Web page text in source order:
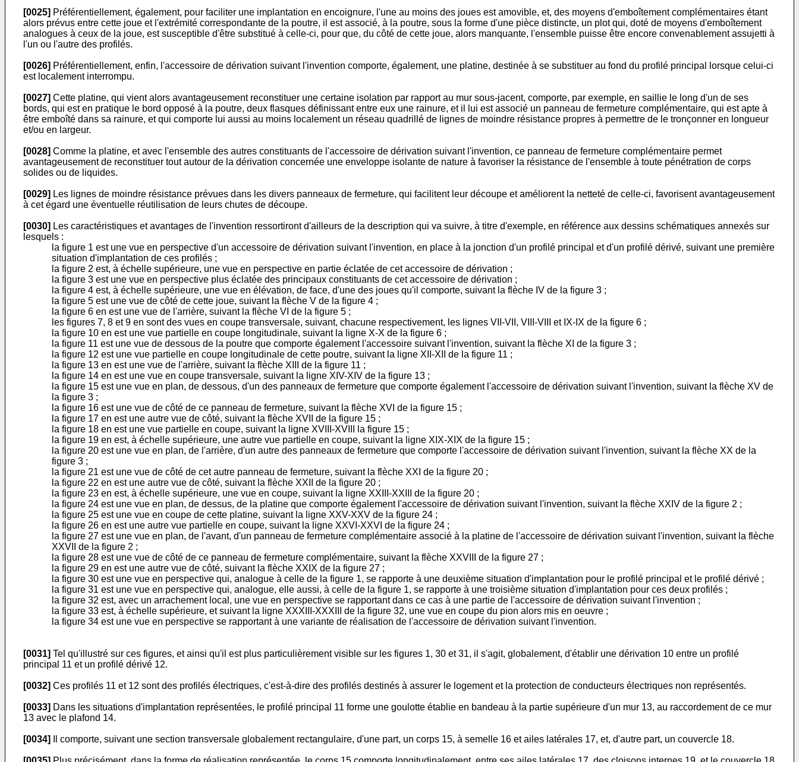
[0025] Préférentiellement, également, pour faciliter une implantation en encoignure, l'une au moins des joues est amovible, et, des moyens d'emboîtement complémentaires étant
alors prévus entre cette joue et l'extrémité correspondante de la poutre, il est associé, à la poutre, sous la forme d'une pièce distincte, un plot qui, doté de moyens d'emboîtement
analogues à ceux de la joue, est susceptible d'être substitué à celle-ci, pour que, du côté de cette joue, alors manquante, l'ensemble puisse être encore convenablement assujetti à
l'un ou l'autre des profilés.
[0026] Préférentiellement, enfin, l'accessoire de dérivation suivant l'invention comporte, également, une platine, destinée à se substituer au fond du profilé principal lorsque celui-ci
est localement interrompu.
[0027] Cette platine, qui vient alors avantageusement reconstituer une certaine isolation par rapport au mur sous-jacent, comporte, par exemple, en saillie le long d'un de ses
bords, qui est en pratique le bord opposé à la poutre, deux flasques définissant entre eux une rainure, et il lui est associé un panneau de fermeture complémentaire, qui est apte à
être emboîté dans sa rainure, et qui comporte lui aussi au moins localement un réseau quadrillé de lignes de moindre résistance propres à permettre de le tronçonner en longueur
et/ou en largeur.
[0028] Comme la platine, et avec l'ensemble des autres constituants de l'accessoire de dérivation suivant l'invention, ce panneau de fermeture complémentaire permet
avantageusement de reconstituer tout autour de la dérivation concernée une enveloppe isolante de nature à favoriser la résistance de l'ensemble à toute pénétration de corps
solides ou de liquides.
[0029] Les lignes de moindre résistance prévues dans les divers panneaux de fermeture, qui facilitent leur découpe et améliorent la netteté de celle-ci, favorisent avantageusement
à cet égard une éventuelle réutilisation de leurs chutes de découpe.
[0030] Les caractéristiques et avantages de l'invention ressortiront d'ailleurs de la description qui va suivre, à titre d'exemple, en référence aux dessins schématiques annexés sur
lesquels :
la figure 1 est une vue en perspective d'un accessoire de dérivation suivant l'invention, en place à la jonction d'un profilé principal et d'un profilé dérivé, suivant une première
situation d'implantation de ces profilés ;
la figure 2 est, à échelle supérieure, une vue en perspective en partie éclatée de cet accessoire de dérivation ;
la figure 3 est une vue en perspective plus éclatée des principaux constituants de cet accessoire de dérivation ;
la figure 4 est, à échelle supérieure, une vue en élévation, de face, d'une des joues qu'il comporte, suivant la flèche IV de la figure 3 ;
la figure 5 est une vue de côté de cette joue, suivant la flèche V de la figure 4 ;
la figure 6 en est une vue de l'arrière, suivant la flèche VI de la figure 5 ;
les figures 7, 8 et 9 en sont des vues en coupe transversale, suivant, chacune respectivement, les lignes VII-VII, VIII-VIII et IX-IX de la figure 6 ;
la figure 10 en est une vue partielle en coupe longitudinale, suivant la ligne X-X de la figure 6 ;
la figure 11 est une vue de dessous de la poutre que comporte également l'accessoire suivant l'invention, suivant la flèche XI de la figure 3 ;
la figure 12 est une vue partielle en coupe longitudinale de cette poutre, suivant la ligne XII-XII de la figure 11 ;
la figure 13 en est une vue de l'arrière, suivant la flèche XIII de la figure 11 ;
la figure 14 en est une vue en coupe transversale, suivant la ligne XIV-XIV de la figure 13 ;
la figure 15 est une vue en plan, de dessous, d'un des panneaux de fermeture que comporte également l'accessoire de dérivation suivant l'invention, suivant la flèche XV de
la figure 3 ;
la figure 16 est une vue de côté de ce panneau de fermeture, suivant la flèche XVI de la figure 15 ;
la figure 17 en est une autre vue de côté, suivant la flèche XVII de la figure 15 ;
la figure 18 en est une vue partielle en coupe, suivant la ligne XVIII-XVIII la figure 15 ;
la figure 19 en est, à échelle supérieure, une autre vue partielle en coupe, suivant la ligne XIX-XIX de la figure 15 ;
la figure 20 est une vue en plan, de l'arrière, d'un autre des panneaux de fermeture que comporte l'accessoire de dérivation suivant l'invention, suivant la flèche XX de la
figure 3 ;
la figure 21 est une vue de côté de cet autre panneau de fermeture, suivant la flèche XXI de la figure 20 ;
la figure 22 en est une autre vue de côté, suivant la flèche XXII de la figure 20 ;
la figure 23 en est, à échelle supérieure, une vue en coupe, suivant la ligne XXIII-XXIII de la figure 20 ;
la figure 24 est une vue en plan, de dessus, de la platine que comporte également l'accessoire de dérivation suivant l'invention, suivant la flèche XXIV de la figure 2 ;
la figure 25 est une vue en coupe de cette platine, suivant la ligne XXV-XXV de la figure 24 ;
la figure 26 en est une autre vue partielle en coupe, suivant la ligne XXVI-XXVI de la figure 24 ;
la figure 27 est une vue en plan, de l'avant, d'un panneau de fermeture complémentaire associé à la platine de l'accessoire de dérivation suivant l'invention, suivant la flèche
XXVII de la figure 2 ;
la figure 28 est une vue de côté de ce panneau de fermeture complémentaire, suivant la flèche XXVIII de la figure 27 ;
la figure 29 en est une autre vue de côté, suivant la flèche XXIX de la figure 27 ;
la figure 30 est une vue en perspective qui, analogue à celle de la figure 1, se rapporte à une deuxième situation d'implantation pour le profilé principal et le profilé dérivé ;
la figure 31 est une vue en perspective qui, analogue, elle aussi, à celle de la figure 1, se rapporte à une troisième situation d'implantation pour ces deux profilés ;
la figure 32 est, avec un arrachement local, une vue en perspective se rapportant dans ce cas à une partie de l'accessoire de dérivation suivant l'invention ;
la figure 33 est, à échelle supérieure, et suivant la ligne XXXIII-XXXIII de la figure 32, une vue en coupe du pion alors mis en oeuvre ;
la figure 34 est une vue en perspective se rapportant à une variante de réalisation de l'accessoire de dérivation suivant l'invention.
[0031] Tel qu'illustré sur ces figures, et ainsi qu'il est plus particulièrement visible sur les figures 1, 30 et 31, il s'agit, globalement, d'établir une dérivation 10 entre un profilé
principal 11 et un profilé dérivé 12.
[0032] Ces profilés 11 et 12 sont des profilés électriques, c'est-à-dire des profilés destinés à assurer le logement et la protection de conducteurs électriques non représentés.
[0033] Dans les situations d'implantation représentées, le profilé principal 11 forme une goulotte établie en bandeau à la partie supérieure d'un mur 13, au raccordement de ce mur
13 avec le plafond 14.
[0034] Il comporte, suivant une section transversale globalement rectangulaire, d'une part, un corps 15, à semelle 16 et ailes latérales 17, et, d'autre part, un couvercle 18.